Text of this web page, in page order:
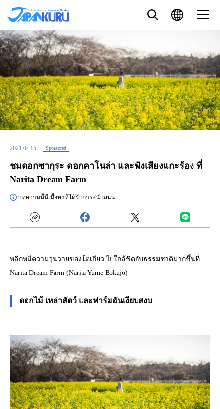
2021.04.15 Sponsored
ชมดอกซากุระ ดอกคาโนล่า และฟังเสียงแกะร้อง ที่
Narita Dream Farm
บทความนี้มีเนื้อหาที่ได้รับการสนับสนุน
หลีกหนีความวุ่นวายของโตเกียว ไปใกล้ชิดกับธรรมชาติมากขึ้นที่
Narita Dream Farm (Narita Yume Bokujo)
ดอกไม้ เหล่าสัตว์ และฟาร์มอันเงียบสงบ